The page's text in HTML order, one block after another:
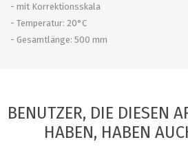
- mit Korrektionsskala
- Temperatur: 20°C
- Gesamtlänge: 500 mm
BENUTZER, DIE DIESEN
HABEN, HABEN